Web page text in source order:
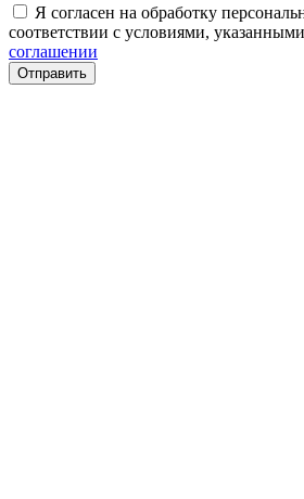
Я согласен на обработку
соответствии с условиями,
соглашении